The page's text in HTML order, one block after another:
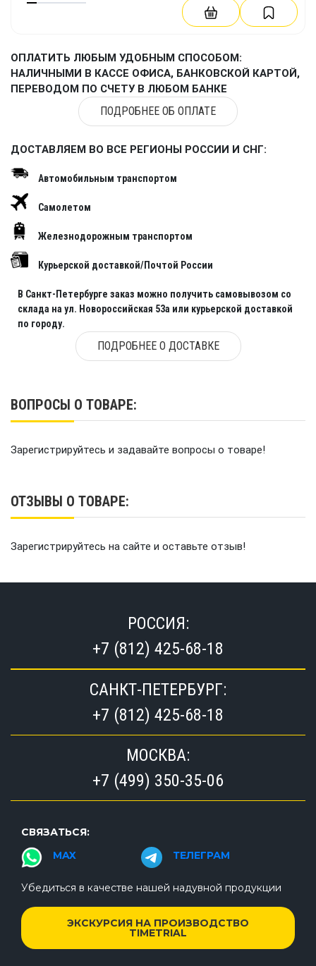
ОПЛАТИТЬ ЛЮБЫМ УДОБНЫМ СПОСОБОМ:
НАЛИЧНЫМИ В КАССЕ ОФИСА, БАНКОВСКОЙ КАРТОЙ,
ПЕРЕВОДОМ ПО СЧЕТУ В ЛЮБОМ БАНКЕ
ПОДРОБНЕЕ ОБ ОПЛАТЕ
ДОСТАВЛЯЕМ ВО ВСЕ РЕГИОНЫ РОССИИ И СНГ:
Автомобильным транспортом
Самолетом
Железнодорожным транспортом
Курьерской доставкой/Почтой России
В Санкт-Петербурге заказ можно получить самовывозом со
склада на ул. Новороссийская 53а или курьерской доставкой
по городу.
ПОДРОБНЕЕ О ДОСТАВКЕ
ВОПРОСЫ О ТОВАРЕ:
Зарегистрируйтесь и задавайте вопросы о товаре!
ОТЗЫВЫ О ТОВАРЕ:
Зарегистрируйтесь на сайте и оставьте отзыв!
РОССИЯ:
+7 (812) 425-68-18
САНКТ-ПЕТЕРБУРГ:
+7 (812) 425-68-18
МОСКВА:
+7 (499) 350-35-06
СВЯЗАТЬСЯ:
MAX
ТЕЛЕГРАМ
Убедиться в качестве нашей надувной продукции
ЭКСКУРСИЯ НА ПРОИЗВОДСТВО
TIMETRIAL